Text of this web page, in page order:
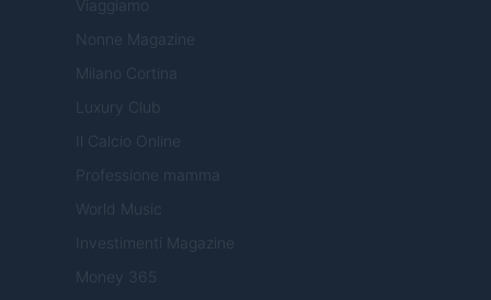
Viaggiamo
Nonne Magazine
Milano Cortina
Luxury Club
Il Calcio Online
Professione mamma
World Music
Investimenti Magazine
Money 365